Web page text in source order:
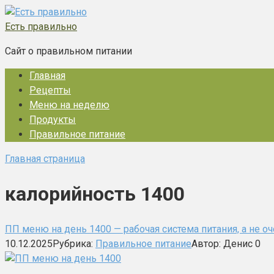
Перейти
к
Есть правильно
Сайт о правильном питании
Главная
Рецепты
Меню на неделю
Продукты
Правильное питание
Главная страница
калорийность 1400
ПП меню на день 1400 — рабочая система питания, а не
10.12.2025Рубрика: Правильное питаниеАвтор: Денис 0